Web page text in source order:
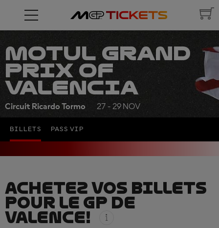
MOTUL GRAND
PRIX OF
VALENCIA
Circuit Ricardo Tormo 27 - 29 NOV
BILLETS PASS VIP
ACHETEZ VOS BILLETS
POUR LE GP DE
VALENCE!